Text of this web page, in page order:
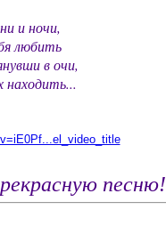
и ночи,
любить
в очи,
находить...
песню!